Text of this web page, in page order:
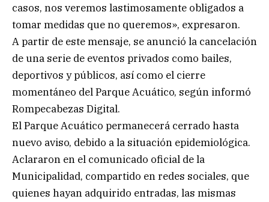
casos, nos veremos lastimosamente obligados a
tomar medidas que no queremos», expresaron.
A partir de este mensaje, se anunció la cancelación
de una serie de eventos privados como bailes,
deportivos y públicos, así como el cierre
momentáneo del Parque Acuático, según informó
Rompecabezas Digital.
El Parque Acuático permanecerá cerrado hasta
nuevo aviso, debido a la situación epidemiológica.
Aclararon en el comunicado oficial de la
Municipalidad, compartido en redes sociales, que
quienes hayan adquirido entradas, las mismas